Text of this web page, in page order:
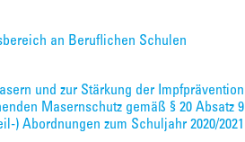
an Beruflichen Schulen
und zur Stärkung der Impfprävention
Masernschutz gemäß § 20 Absatz 9
) Abordnungen zum Schuljahr 2020/2021